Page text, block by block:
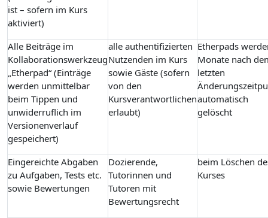
ist – sofern im Kurs
aktiviert)
Alle Beiträge im
Kollaborationswerkzeug
„Etherpad“ (Einträge
werden unmittelbar
beim Tippen und
unwiderruflich im
Versionenverlauf
gespeichert)
alle authentifizierten
Nutzenden im Kurs
sowie Gäste (sofern
von den
Kursverantwortlichen
erlaubt)
Etherpads
Monate nach
letzten
automatisch
gelöscht
Eingereichte Abgaben
zu Aufgaben, Tests etc.
sowie Bewertungen
Dozierende,
Tutorinnen und
Tutoren mit
Bewertungsrecht
beim Löschen
Kurses